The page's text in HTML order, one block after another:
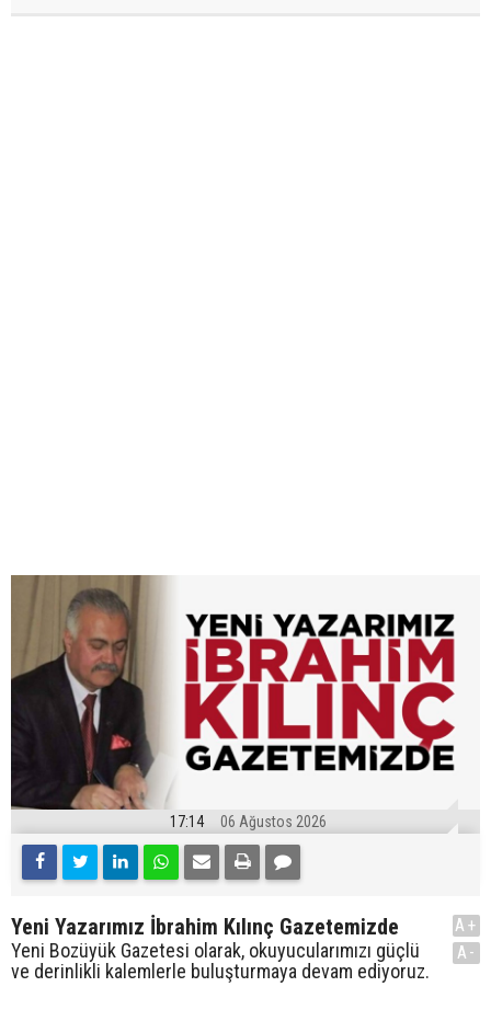
17:14 06 Ağustos 2026
Yeni Yazarımız İbrahim Kılınç Gazetemizde
Yeni Bozüyük Gazetesi olarak, okuyucularımızı güçlü
ve derinlikli kalemlerle buluşturmaya devam ediyoruz.
A+
A-